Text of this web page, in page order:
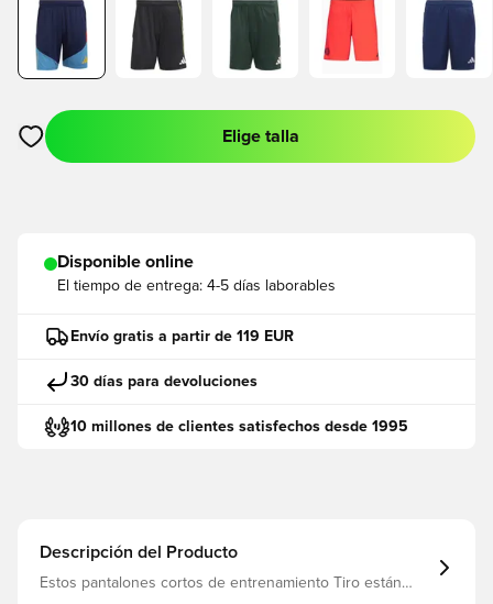
Abre un modal para iniciar sesión o registrarse como miembro
Elige talla
Disponible online
El tiempo de entrega: 4-5 días laborables
Envío gratis a partir de 119 EUR
30 días para devoluciones
10 millones de clientes satisfechos desde 1995
Descripción del Producto
Estos pantalones cortos de entrenamiento Tiro están